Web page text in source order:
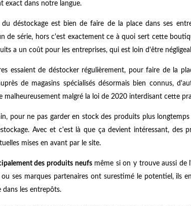
exact dans notre langue.
du déstockage est bien de faire de la place dans ses
de série, hors c'est exactement ce à quoi sert cette
a un coût pour les entreprises, qui est loin d'être
essaient de déstocker régulièrement, pour faire de la
de magasins spécialisés désormais bien connus,
malheureusement malgré la loi de 2020 interdisant cette
pour ne pas garder en stock des produits plus
Avec et c'est là que ça devient intéressant, des
mises en avant par le site.
des produits neufsmême si on y trouve aussi de
ses marques partenaires ont surestimé le potentiel, ils
dans les entrepôts.